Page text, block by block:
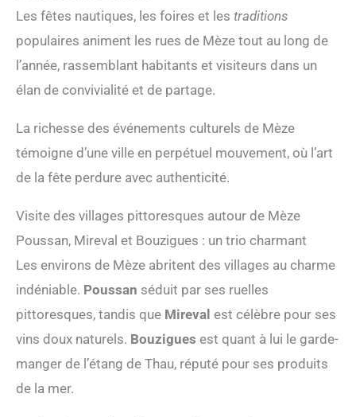
Les fêtes nautiques, les foires et les traditions
populaires animent les rues de Mèze tout au long de
l’année, rassemblant habitants et visiteurs dans un
élan de convivialité et de partage.
La richesse des événements culturels de Mèze
témoigne d’une ville en perpétuel mouvement, où l’art
de la fête perdure avec authenticité.
Visite des villages pittoresques autour de Mèze
Poussan, Mireval et Bouzigues : un trio charmant
Les environs de Mèze abritent des villages au charme
indéniable. Poussan séduit par ses ruelles
pittoresques, tandis que Mireval est célèbre pour ses
vins doux naturels. Bouzigues est quant à lui le garde-
manger de l’étang de Thau, réputé pour ses produits
de la mer.